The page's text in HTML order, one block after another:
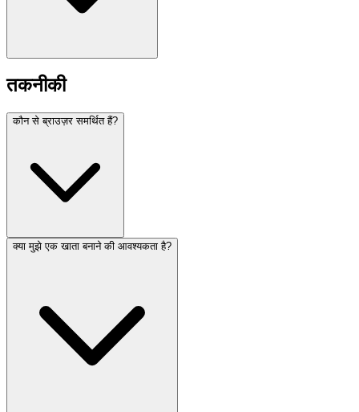
तकनीकी
कौन से ब्राउज़र समर्थित हैं?
क्या मुझे एक खाता बनाने की आवश्यकता है?